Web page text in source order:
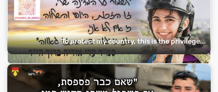
To protect my country, this is the privilege...